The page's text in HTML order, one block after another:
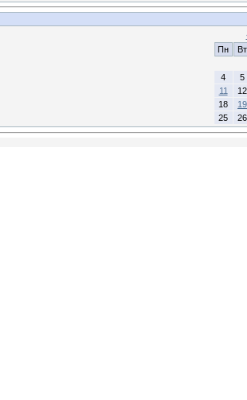
Пн
Вт
4
5
11
12
18
19
25
26